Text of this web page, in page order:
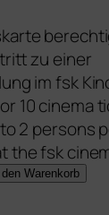
zu einer
im fsk
10 cinema
2 persons
the fsk
den Warenkorb